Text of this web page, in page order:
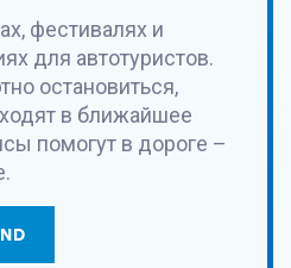
фестивалях и
для автотуристов.
остановиться,
в ближайшее
помогут в дороге –